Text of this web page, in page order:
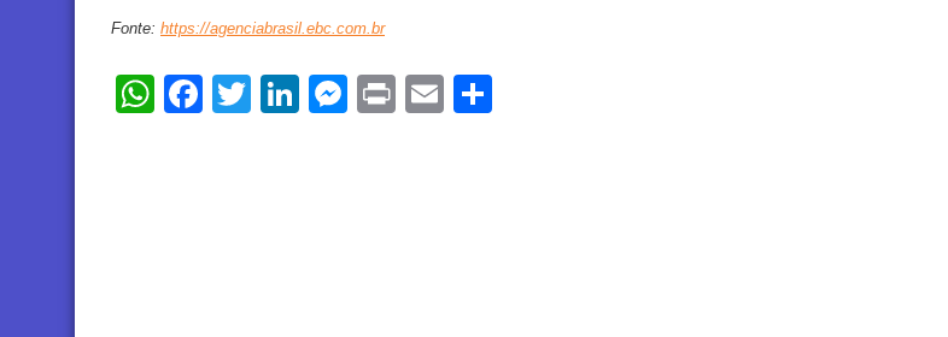
Fonte: https://agenciabrasil.ebc.com.br
WhatsApp
Facebook
TwitterLinkedIn
Messenger
PrintEmail